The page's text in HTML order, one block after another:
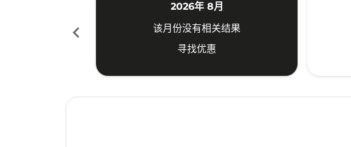
chevron_left
2026年 8月
该月份没有相关结果
寻找优惠